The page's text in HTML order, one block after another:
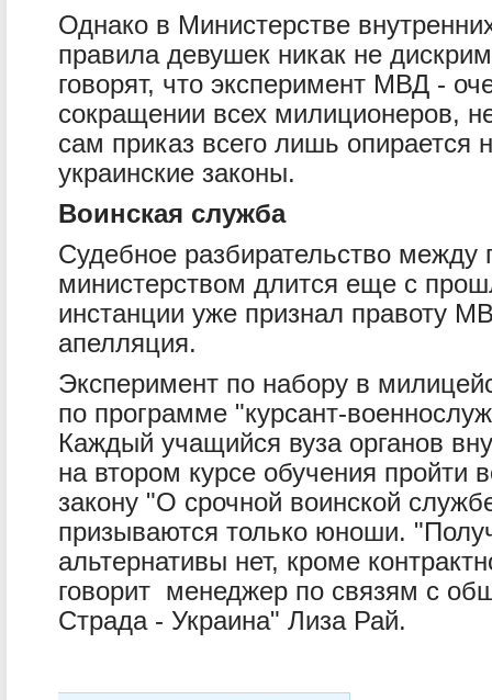
Однако в Министерстве
правила девушек никак не
говорят, что эксперимент МВД -
сокращении всех милиционеров,
сам приказ всего лишь опирается
украинские законы.
Воинская служба
Судебное разбирательство
министерством длится еще с
инстанции уже признал правоту
апелляция.
Эксперимент по набору в
по программе "курсант-
Каждый учащийся вуза органов
на втором курсе обучения пройти
закону "О срочной воинской
призываются только юноши.
альтернативы нет, кроме
говорит менеджер по связям с
Страда - Украина" Лиза Рай.